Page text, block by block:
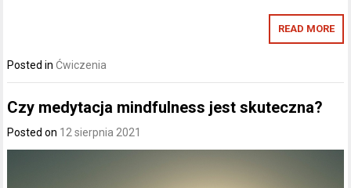
READ MORE
Posted in Ćwiczenia
Czy medytacja mindfulness jest skuteczna?
Posted on 12 sierpnia 2021